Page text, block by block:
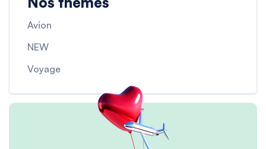
Avion
NEW
Voyage